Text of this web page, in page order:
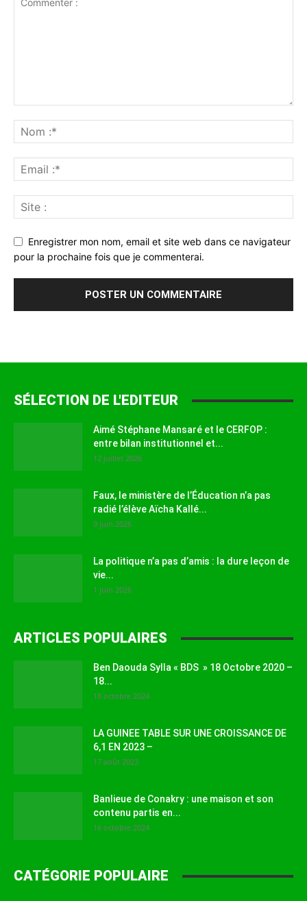
Enregistrer mon nom, email et site web dans ce navigateur
pour la prochaine fois que je commenterai.
SÉLECTION DE L'EDITEUR
Aimé Stéphane Mansaré et le CERFOP :
entre bilan institutionnel et...
12 juillet 2026
Faux, le ministère de l’Éducation n’a pas
radié l’élève Aïcha Kallé...
9 juin 2026
La politique n’a pas d’amis : la dure leçon de
vie...
1 juin 2026
ARTICLES POPULAIRES
Ben Daouda Sylla « BDS » 18 Octobre 2020 –
18...
18 octobre 2024
LA GUINEE TABLE SUR UNE CROISSANCE DE
6,1 EN 2023 –
17 août 2023
Banlieue de Conakry : une maison et son
contenu partis en...
16 octobre 2024
CATÉGORIE POPULAIRE